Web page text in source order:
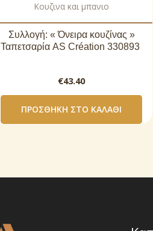
Κουζινα και μπανιο
Συλλογή: « Όνειρα κουζίνας »
Ταπετσαρία AS Création 330893
€43.40
ΠΡΟΣΘΉΚΗ ΣΤΟ ΚΑΛΆΘΙ